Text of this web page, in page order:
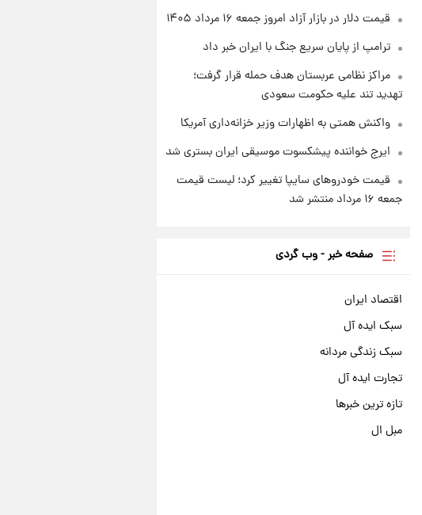
قیمت دلار در بازار آزاد امروز جمعه ۱۶ مرداد ۱۴۰۵
ترامپ از پایان سریع جنگ با ایران خبر داد
مراکز نظامی عربستان هدف حمله قرار گرفت؛
تهدید تند علیه حکومت سعودی
واکنش همتی به اظهارات وزیر خزانه‌داری آمریکا
ایرج خواننده پیشکسوت موسیقی ایران بستری شد
قیمت خودروهای سایپا تغییر کرد؛ لیست قیمت
جمعه ۱۶ مرداد منتشر شد
صفحه خبر - وب گردی
اقتصاد ایران
سبک ایده آل
سبک زندگی مردانه
تجارت ایده آل
تازه ترین خبرها
مبل ال